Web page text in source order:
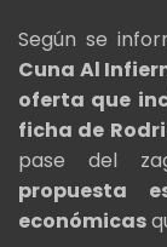
Según se
Cuna Al
oferta que
ficha de
pase del
propuesta
económicas